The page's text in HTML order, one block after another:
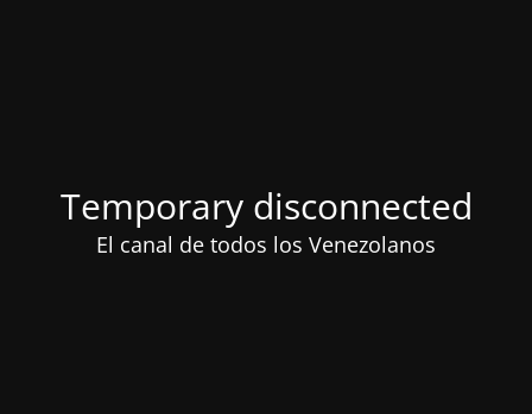
Temporary disconnected
El canal de todos los Venezolanos